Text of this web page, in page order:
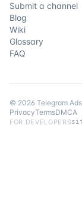
Submit a channel
Blog
Wiki
Glossary
FAQ
© 2026 Telegram
PrivacyTermsDMCA
FOR DEVELOPERS